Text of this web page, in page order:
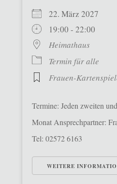
22. März 2027
19:00 - 22:00
Heimathaus
Termin für alle
Frauen-
Termine: Jeden zweiten
Monat Ansprechpartner:
Tel: 02572 6163
WEITERE